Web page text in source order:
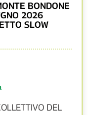
BONDONE
2026
SLOW
DEL